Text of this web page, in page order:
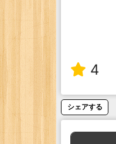
4
シェアする